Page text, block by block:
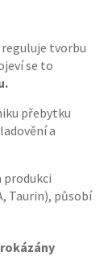
tvorbu
se to
přebytku
a
produkci
Taurin), působí